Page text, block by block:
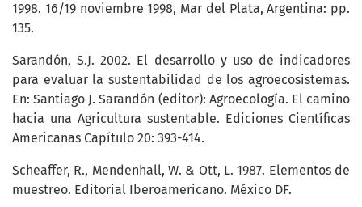
1998. 16/19 noviembre 1998, Mar del Plata, Argentina: pp.
135.
Sarandón, S.J. 2002. El desarrollo y uso de indicadores
para evaluar la sustentabilidad de los agroecosistemas.
En: Santiago J. Sarandón (editor): Agroecología. El camino
hacia una Agricultura sustentable. Ediciones Científicas
Americanas Capítulo 20: 393-414.
Scheaffer, R., Mendenhall, W. & Ott, L. 1987. Elementos de
muestreo. Editorial Iberoamericano. México DF.